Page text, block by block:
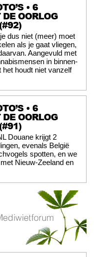
• 6
OORLOG
dus niet (meer) moet
als je gaat vliegen,
Aangevuld met
in binnen-
het houdt niet vanzelf
• 6
OORLOG
Douane krijgt 2
evenals België
spotten, en we
Nieuw-Zeeland en